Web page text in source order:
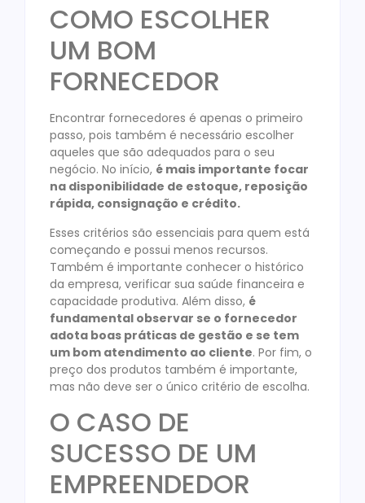
COMO ESCOLHER
UM BOM
FORNECEDOR
Encontrar fornecedores é apenas o primeiro
passo, pois também é necessário escolher
aqueles que são adequados para o seu
negócio. No início, é mais importante focar
na disponibilidade de estoque, reposição
rápida, consignação e crédito.
Esses critérios são essenciais para quem está
começando e possui menos recursos.
Também é importante conhecer o histórico
da empresa, verificar sua saúde financeira e
capacidade produtiva. Além disso, é
fundamental observar se o fornecedor
adota boas práticas de gestão e se tem
um bom atendimento ao cliente. Por fim, o
preço dos produtos também é importante,
mas não deve ser o único critério de escolha.
O CASO DE
SUCESSO DE UM
EMPREENDEDOR